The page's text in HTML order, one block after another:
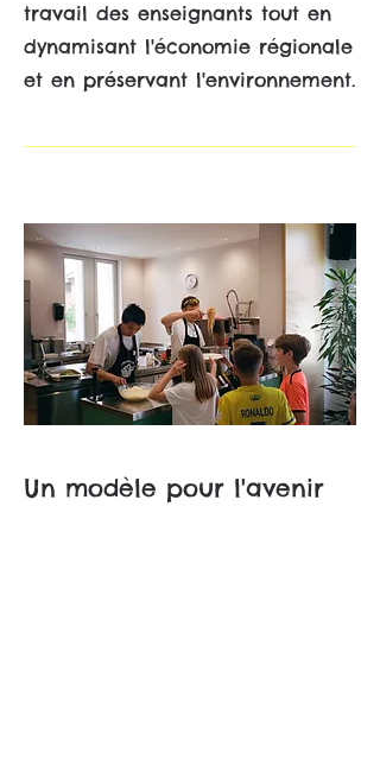
travail des enseignants tout en
dynamisant l'économie régionale
et en préservant l'environnement.
Un modèle pour l'avenir